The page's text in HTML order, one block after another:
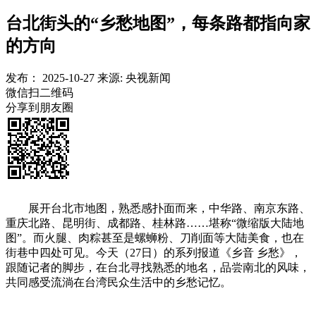
台北街头的“乡愁地图”，每条路都指向家
的方向
发布： 2025-10-27 来源: 央视新闻
微信扫二维码
分享到朋友圈
展开台北市地图，熟悉感扑面而来，中华路、南京东路、
重庆北路、昆明街、成都路、桂林路……堪称“微缩版大陆地
图”。而火腿、肉粽甚至是螺蛳粉、刀削面等大陆美食，也在
街巷中四处可见。今天（27日）的系列报道《乡音 乡愁》，
跟随记者的脚步，在台北寻找熟悉的地名，品尝南北的风味，
共同感受流淌在台湾民众生活中的乡愁记忆。